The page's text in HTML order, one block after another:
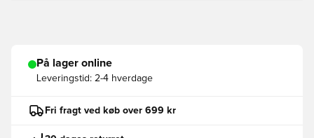
På lager online
Leveringstid: 2-4 hverdage
Fri fragt ved køb over 699 kr